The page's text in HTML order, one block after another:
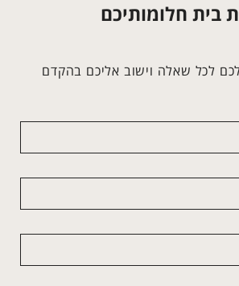
בית חלומותיכם
לכל שאלה וישוב אליכם בהקדם